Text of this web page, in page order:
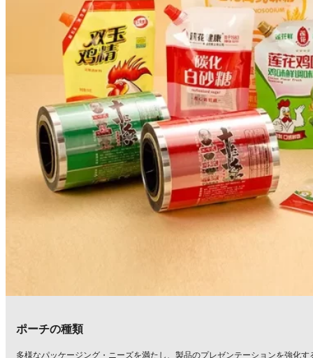
ポーチの種類
多様なパッケージング・ニーズを満たし、製品のプレゼンテーションを強化